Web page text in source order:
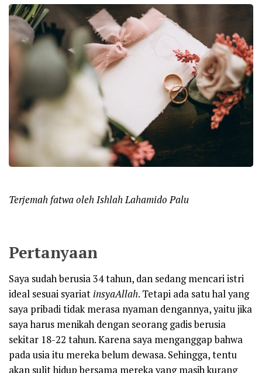
Terjemah fatwa oleh Ishlah Lahamido Palu
Pertanyaan
Saya sudah berusia 34 tahun, dan sedang mencari istri
ideal sesuai syariat insyaAllah. Tetapi ada satu hal yang
saya pribadi tidak merasa nyaman dengannya, yaitu jika
saya harus menikah dengan seorang gadis berusia
sekitar 18-22 tahun. Karena saya menganggap bahwa
pada usia itu mereka belum dewasa. Sehingga, tentu
akan sulit hidup bersama mereka yang masih kurang